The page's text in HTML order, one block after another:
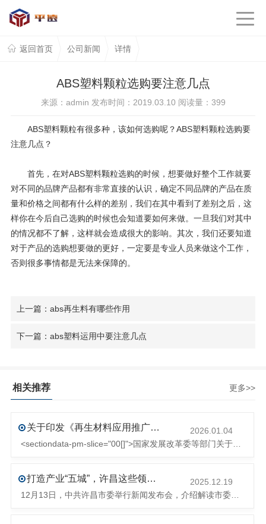
返回首页 公司新闻 详情
ABS塑料颗粒选购要注意几点
来源：admin 发布时间：2019.03.10 阅读量： 399
ABS塑料颗粒有很多种，该如何选购呢？ABS塑料颗粒选购要
注意几点？
首先，在对ABS塑料颗粒选购的时候，想要做好整个工作就要
对不同的品牌产品都有非常直接的认识，确定不同品牌的产品在质
量和价格之间都有什么样的差别，我们在其中看到了差别之后，这
样你在今后自己选购的时候也会知道要如何来做。一旦我们对其中
的情况都不了解，这样就会造成很大的影响。其次，我们还要知道
对于产品的选购想要做的更好，一定要是专业人员来做这个工作，
否则很多事情都是无法来保障的。
上一篇：abs再生料有哪些作用
下一篇：abs塑料运用中要注意几点
相关推荐 更多>>
关于印发《再生材料应用推广行动方案》的通知(发改环资〔2025〕1681号)
2026.01.04
打造产业“五城”，许昌这些领域将迎来大发展！
2025.12.19